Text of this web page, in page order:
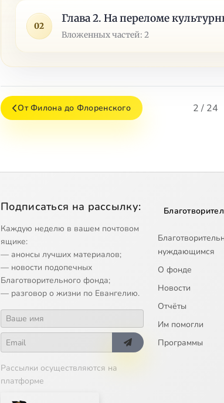
02
Глава 2. На переломе
Вложенных частей: 2
От Филона до Флоренского 2 / 24
Подписаться на рассылку:
Каждую неделю в вашем почтовом
ящике:
— анонсы лучших материалов;
— новости подопечных
Благотворительного фонда;
— разговор о жизни по Евангелию.
Рассылки осуществляются на
платформе
нуждающимся
О фонде
Новости
Отчёты
Им помогли
Программы